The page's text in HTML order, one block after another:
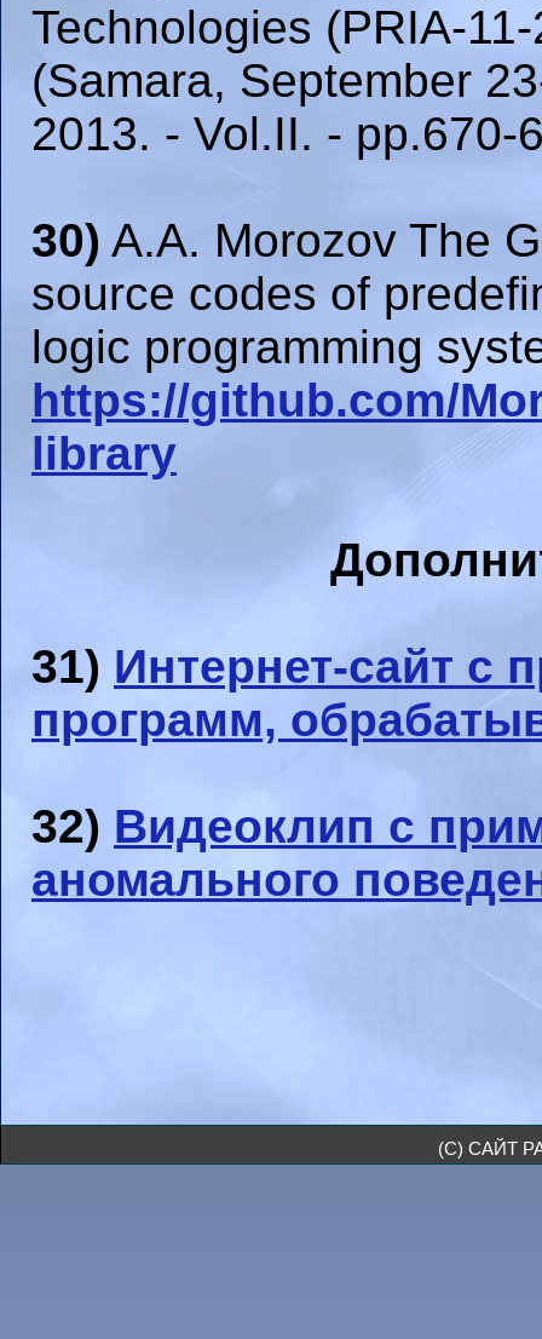
Technologies (PRIA-
(Samara, September
2013. - Vol.II. - pp.670-
30) A.A. Morozov The
source codes of
logic programming
https://github.com/
library
31) Интернет-сайт с
программ,
32) Видеоклип с
аномального
(C) САЙТ